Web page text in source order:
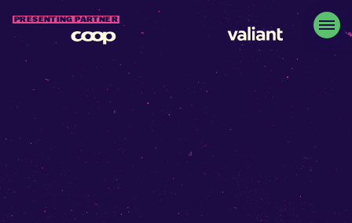
PRESENTING PARTNER